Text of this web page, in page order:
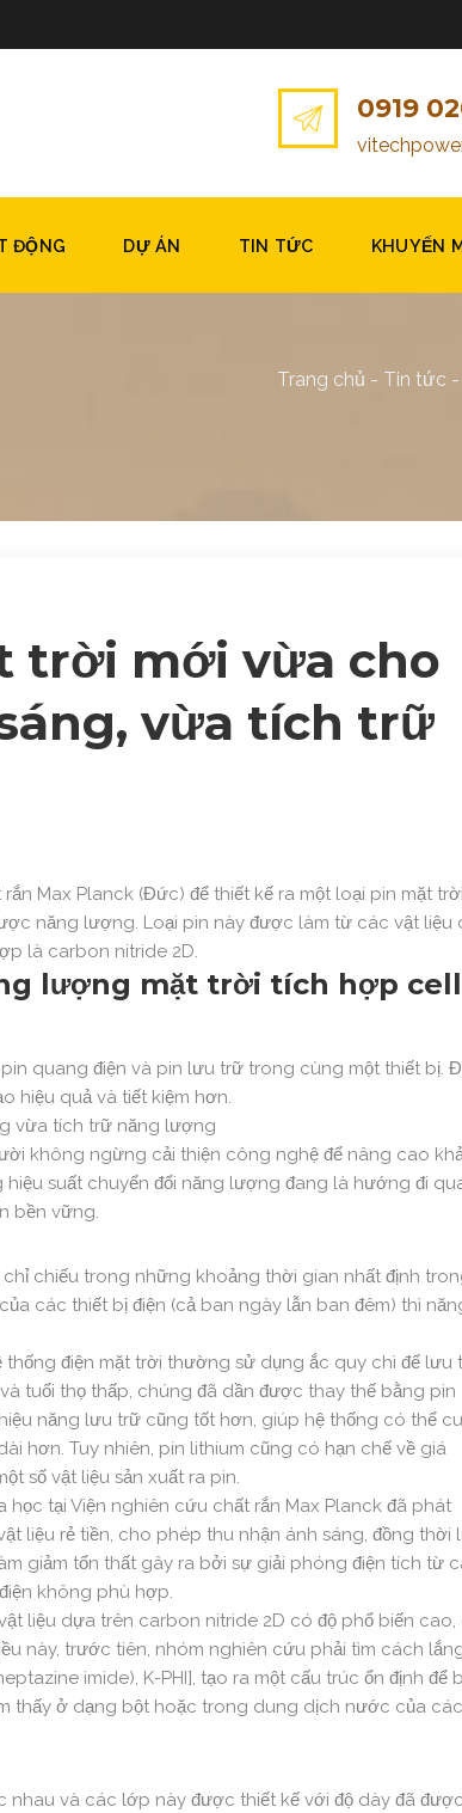
0919
ĐỘNG DỰ ÁN TIN TỨC KHUYẾN
Trang chủ - Tin tức -
trời mới vừa cho
vừa tích trữ
Max Planck (Đức) để thiết kế ra một loại pin mặt trời
năng lượng. Loại pin này được làm từ các vật liệu
là carbon nitride 2D.
lượng mặt trời tích hợp cell
quang điện và pin lưu trữ trong cùng một thiết bị.
hiệu quả và tiết kiệm hơn.
vừa tích trữ năng lượng
không ngừng cải thiện công nghệ để nâng cao
suất chuyển đổi năng lượng đang là hướng đi
bền vững.
chiếu trong những khoảng thời gian nhất định
các thiết bị điện (cả ban ngày lẫn ban đêm) thì
điện mặt trời thường sử dụng ắc quy chì để lưu
tuổi thọ thấp, chúng đã dần được thay thế bằng pin
năng lưu trữ cũng tốt hơn, giúp hệ thống có thể
hơn. Tuy nhiên, pin lithium cũng có hạn chế về giá
số vật liệu sản xuất ra pin.
học tại Viện nghiên cứu chất rắn Max Planck đã phát
liệu rẻ tiền, cho phép thu nhận ánh sáng, đồng thời
giảm tổn thất gây ra bởi sự giải phóng điện tích từ
không phù hợp.
liệu dựa trên carbon nitride 2D có độ phổ biến cao,
này, trước tiên, nhóm nghiên cứu phải tìm cách
imide), K-PHI], tạo ra một cấu trúc ổn định để
thấy ở dạng bột hoặc trong dung dịch nước của các
và các lớp này được thiết kế với độ dày đã được